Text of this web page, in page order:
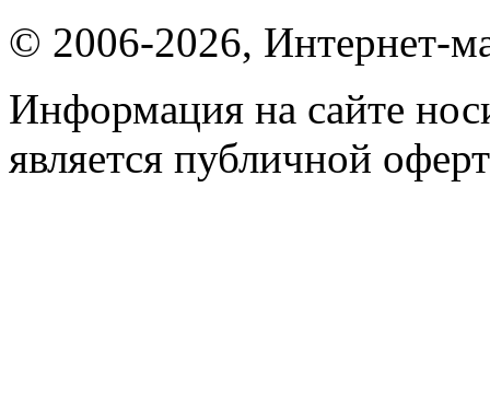
© 2006-2026, Интернет-
Информация на сайте
является публичной